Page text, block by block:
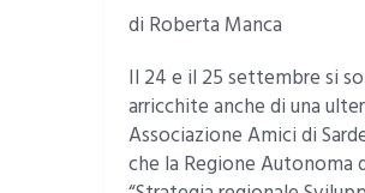
di Roberta Manca
Il 24 e il 25 settembre si
arricchite anche di una
Associazione Amici di
che la Regione Autonoma